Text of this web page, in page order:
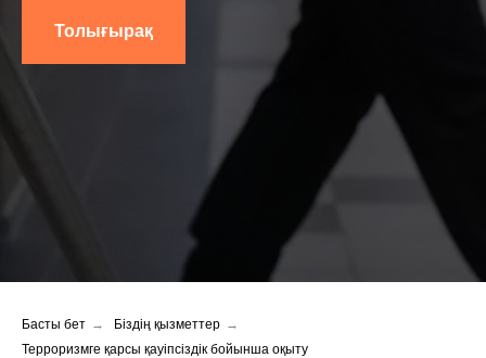
Толығырақ
Басты бет → Біздің қызметтер →
Терроризмге қарсы қауіпсіздік бойынша оқыту